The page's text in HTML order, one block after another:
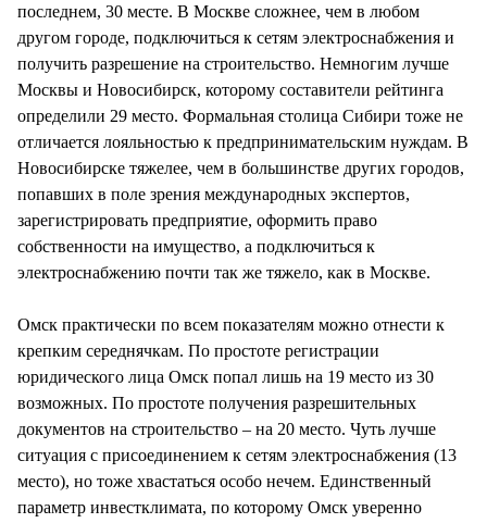
последнем, 30 месте. В Москве сложнее, чем в любом
другом городе, подключиться к сетям электроснабжения и
получить разрешение на строительство. Немногим лучше
Москвы и Новосибирск, которому составители рейтинга
определили 29 место. Формальная столица Сибири тоже не
отличается лояльностью к предпринимательским нуждам. В
Новосибирске тяжелее, чем в большинстве других городов,
попавших в поле зрения международных экспертов,
зарегистрировать предприятие, оформить право
собственности на имущество, а подключиться к
электроснабжению почти так же тяжело, как в Москве.
Омск практически по всем показателям можно отнести к
крепким середнячкам. По простоте регистрации
юридического лица Омск попал лишь на 19 место из 30
возможных. По простоте получения разрешительных
документов на строительство – на 20 место. Чуть лучше
ситуация с присоединением к сетям электроснабжения (13
место), но тоже хвастаться особо нечем. Единственный
параметр инвестклимата, по которому Омск уверенно